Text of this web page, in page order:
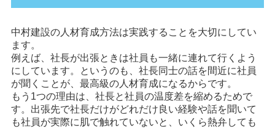
中村建設の人材育成方法は実践することを大切にしてい
ます。
例えば、社長が出張ときは社員も一緒に連れて行くよう
にしています。というのも、社長同士の話を間近に社員
が聞くことが、最高級の人材育成になるからです。
もう1つの理由は、社長と社員の温度差を縮めるためで
す。出張先で社長だけがどれだけ良い経験や話を聞いて
も社員が実際に肌で触れていないと、いくら熱弁しても